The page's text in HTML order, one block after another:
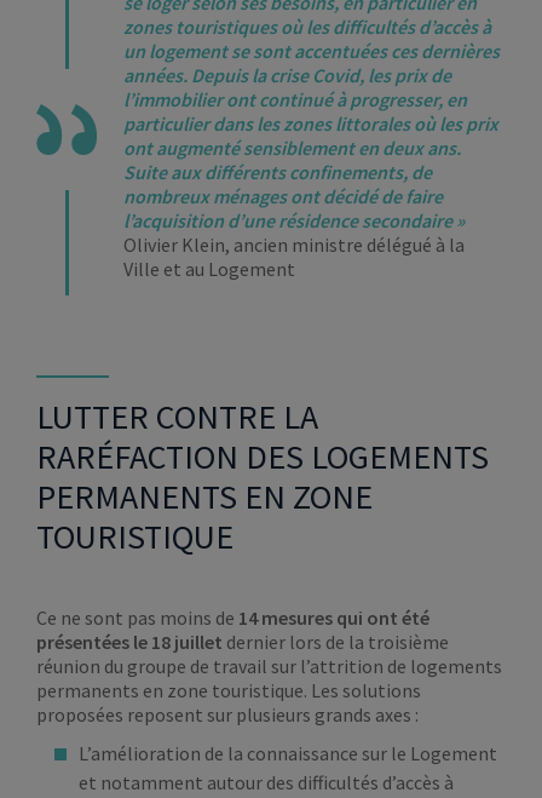
zones touristiques où les difficultés d’accès à
un logement se sont accentuées ces dernières
années. Depuis la crise Covid, les prix de
l’immobilier ont continué à progresser, en
particulier dans les zones littorales où les prix
ont augmenté sensiblement en deux ans.
Suite aux différents confinements, de
nombreux ménages ont décidé de faire
l’acquisition d’une résidence secondaire »
Olivier Klein, ancien ministre délégué à la
Ville et au Logement
LUTTER CONTRE LA
RARÉFACTION DES LOGEMENTS
PERMANENTS EN ZONE
TOURISTIQUE
Ce ne sont pas moins de 14 mesures qui ont été
présentées le 18 juillet dernier lors de la troisième
réunion du groupe de travail sur l’attrition de logements
permanents en zone touristique. Les solutions
proposées reposent sur plusieurs grands axes :
L’amélioration de la connaissance sur le Logement
et notamment autour des difficultés d’accès à